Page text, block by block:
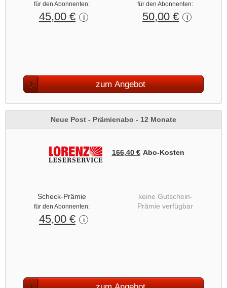
für den Abonnenten:
45,00 € i
für den Abonnenten:
50,00 € i
zum Angebot
Neue Post - Prämienabo - 12 Monate
166,40 € Abo‑Kosten
Scheck-Prämie
für den Abonnenten:
45,00 € i
keine Gutschein-
Prämie verfügbar